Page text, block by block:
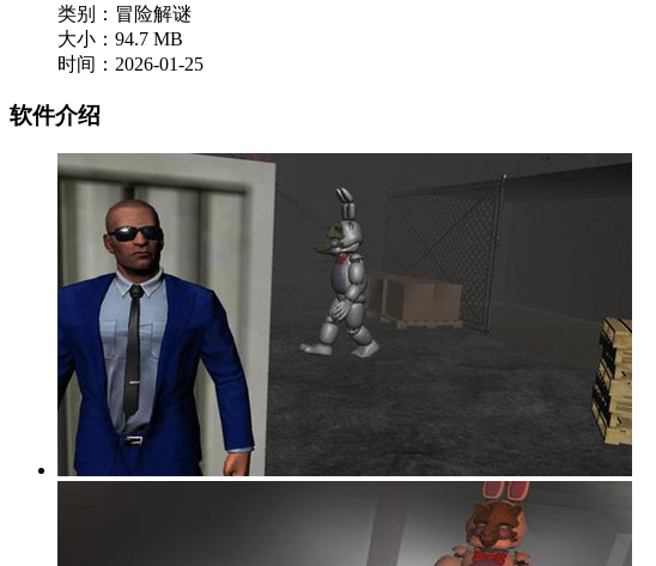
类别：冒险解谜
大小：94.7 MB
时间：2026-01-25
软件介绍